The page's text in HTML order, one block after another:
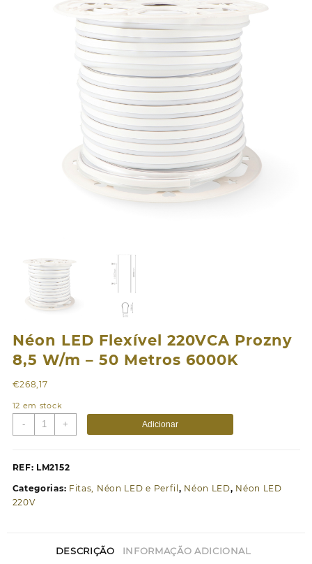
Néon LED Flexível 220VCA Prozny
8,5 W/m – 50 Metros 6000K
€268,17
12 em stock
-
Quantidade
de
LED
220VCA
+ Adicionar
REF: LM2152
Categorias: Fitas, Néon LED e Perfil , Néon LED, Néon LED
220V
DESCRIÇÃO INFORMAÇÃO ADICIONAL